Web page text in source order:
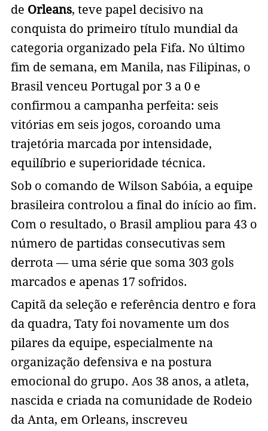
de Orleans, teve papel decisivo na
conquista do primeiro título mundial da
categoria organizado pela Fifa. No último
fim de semana, em Manila, nas Filipinas, o
Brasil venceu Portugal por 3 a 0 e
confirmou a campanha perfeita: seis
vitórias em seis jogos, coroando uma
trajetória marcada por intensidade,
equilíbrio e superioridade técnica.
Sob o comando de Wilson Sabóia, a equipe
brasileira controlou a final do início ao fim.
Com o resultado, o Brasil ampliou para 43 o
número de partidas consecutivas sem
derrota — uma série que soma 303 gols
marcados e apenas 17 sofridos.
Capitã da seleção e referência dentro e fora
da quadra, Taty foi novamente um dos
pilares da equipe, especialmente na
organização defensiva e na postura
emocional do grupo. Aos 38 anos, a atleta,
nascida e criada na comunidade de Rodeio
da Anta, em Orleans, inscreveu